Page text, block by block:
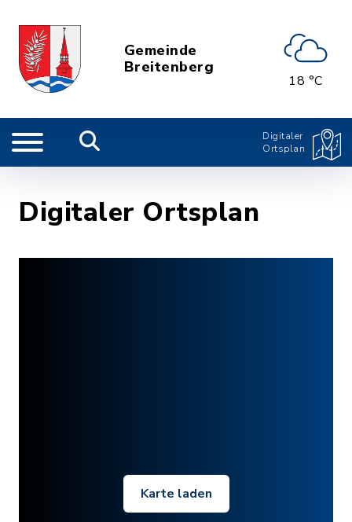
Gemeinde
Breitenberg
18 °C
Digitaler
Ortsplan
Digitaler Ortsplan
Karte laden